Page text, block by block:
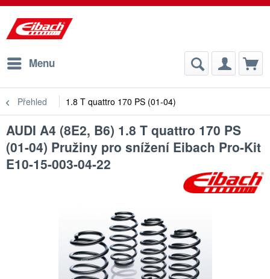
Menu
Přehled 1.8 T quattro 170 PS (01-04)
AUDI A4 (8E2, B6) 1.8 T quattro 170 PS
(01-04) Pružiny pro snížení Eibach Pro-Kit
E10-15-003-04-22